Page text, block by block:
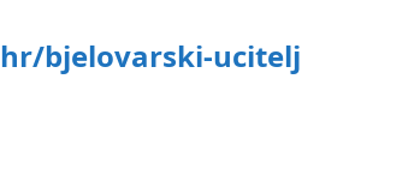
bjelovarski-ucitelj